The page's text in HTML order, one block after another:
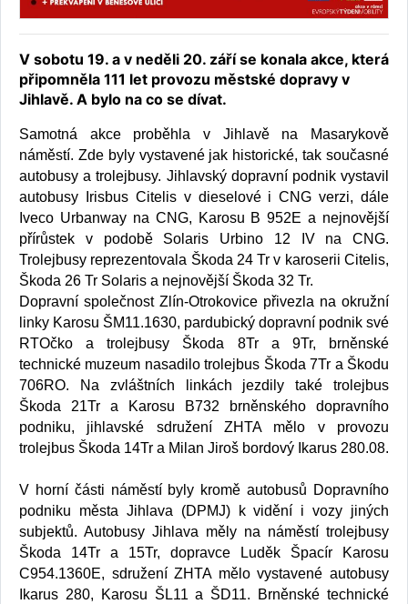
V sobotu 19. a v neděli 20. září se konala akce, která
připomněla 111 let provozu městské dopravy v
Jihlavě. A bylo na co se dívat.
Samotná akce proběhla v Jihlavě na Masarykově
náměstí. Zde byly vystavené jak historické, tak současné
autobusy a trolejbusy. Jihlavský dopravní podnik vystavil
autobusy Irisbus Citelis v dieselové i CNG verzi, dále
Iveco Urbanway na CNG, Karosu B 952E a nejnovější
přírůstek v podobě Solaris Urbino 12 IV na CNG.
Trolejbusy reprezentovala Škoda 24 Tr v karoserii Citelis,
Škoda 26 Tr Solaris a nejnovější Škoda 32 Tr.
Dopravní společnost Zlín-Otrokovice přivezla na okružní
linky Karosu ŠM11.1630, pardubický dopravní podnik své
RTOčko a trolejbusy Škoda 8Tr a 9Tr, brněnské
technické muzeum nasadilo trolejbus Škoda 7Tr a Škodu
706RO. Na zvláštních linkách jezdily také trolejbus
Škoda 21Tr a Karosu B732 brněnského dopravního
podniku, jihlavské sdružení ZHTA mělo v provozu
trolejbus Škoda 14Tr a Milan Jiroš bordový Ikarus 280.08.
V horní části náměstí byly kromě autobusů Dopravního
podniku města Jihlava (DPMJ) k vidění i vozy jiných
subjektů. Autobusy Jihlava měly na náměstí trolejbusy
Škoda 14Tr a 15Tr, dopravce Luděk Špacír Karosu
C954.1360E, sdružení ZHTA mělo vystavené autobusy
Ikarus 280, Karosu ŠL11 a ŠD11. Brněnské technické